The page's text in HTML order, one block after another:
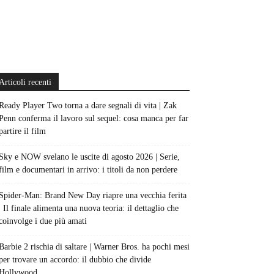
recenti
Player Two torna a dare segnali di vita | Zak
conferma il lavoro sul sequel: cosa manca per far
il film
e NOW svelano le uscite di agosto 2026 | Serie,
e documentari in arrivo: i titoli da non perdere
Man: Brand New Day riapre una vecchia ferita
Il finale alimenta una nuova teoria: il dettaglio che
i due più amati
2 rischia di saltare | Warner Bros. ha pochi mesi
trovare un accordo: il dubbio che divide